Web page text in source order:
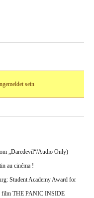
sein
„Daredevil“/Audio Only)
au cinéma !
Student Academy Award for
film THE PANIC INSIDE